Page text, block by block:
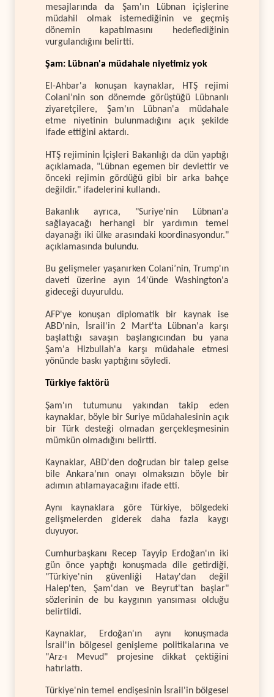
mesajlarında da Şam'ın Lübnan içişlerine
müdahil olmak istemediğinin ve geçmiş
dönemin kapatılmasını hedeflediğinin
vurgulandığını belirtti.
Şam: Lübnan'a müdahale niyetimiz yok
El-Ahbar'a konuşan kaynaklar, HTŞ rejimi
Colani’nin son dönemde görüştüğü Lübnanlı
ziyaretçilere, Şam'ın Lübnan'a müdahale
etme niyetinin bulunmadığını açık şekilde
ifade ettiğini aktardı.
HTŞ rejiminin İçişleri Bakanlığı da dün yaptığı
açıklamada, "Lübnan egemen bir devlettir ve
önceki rejimin gördüğü gibi bir arka bahçe
değildir." ifadelerini kullandı.
Bakanlık ayrıca, "Suriye'nin Lübnan'a
sağlayacağı herhangi bir yardımın temel
dayanağı iki ülke arasındaki koordinasyondur."
açıklamasında bulundu.
Bu gelişmeler yaşanırken Colani’nin, Trump'ın
daveti üzerine ayın 14'ünde Washington'a
gideceği duyuruldu.
AFP'ye konuşan diplomatik bir kaynak ise
ABD'nin, İsrail'in 2 Mart'ta Lübnan'a karşı
başlattığı savaşın başlangıcından bu yana
Şam'a Hizbullah'a karşı müdahale etmesi
yönünde baskı yaptığını söyledi.
Türkiye faktörü
Şam'ın tutumunu yakından takip eden
kaynaklar, böyle bir Suriye müdahalesinin açık
bir Türk desteği olmadan gerçekleşmesinin
mümkün olmadığını belirtti.
Kaynaklar, ABD'den doğrudan bir talep gelse
bile Ankara'nın onayı olmaksızın böyle bir
adımın atılamayacağını ifade etti.
Aynı kaynaklara göre Türkiye, bölgedeki
gelişmelerden giderek daha fazla kaygı
duyuyor.
Cumhurbaşkanı Recep Tayyip Erdoğan'ın iki
gün önce yaptığı konuşmada dile getirdiği,
"Türkiye'nin güvenliği Hatay'dan değil
Halep'ten, Şam'dan ve Beyrut'tan başlar"
sözlerinin de bu kaygının yansıması olduğu
belirtildi.
Kaynaklar, Erdoğan'ın aynı konuşmada
İsrail'in bölgesel genişleme politikalarına ve
"Arz-ı Mevud" projesine dikkat çektiğini
hatırlattı.
Türkiye'nin temel endişesinin İsrail'in bölgesel